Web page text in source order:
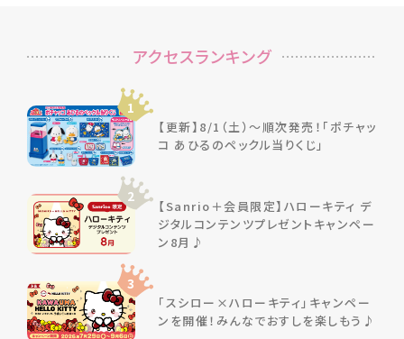
アクセスランキング
1
【更新】8/1（土）～順次発売！「ポチャッ
コ あひるのペックル当りくじ」
2
【Sanrio＋会員限定】ハローキティ デ
ジタルコンテンツプレゼントキャンペー
ン8月♪
3
「スシロー×ハローキティ」キャンペー
ンを開催！みんなでおすしを楽しもう♪